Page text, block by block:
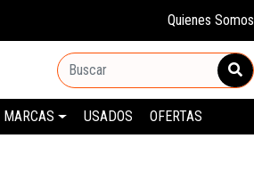
Quienes Somos
MARCAS USADOS OFERTAS